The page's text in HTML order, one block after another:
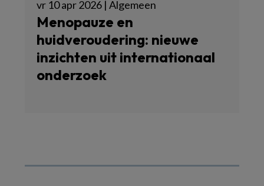
vr 10 apr 2026 | Algemeen
Menopauze en
huidveroudering: nieuwe
inzichten uit internationaal
onderzoek